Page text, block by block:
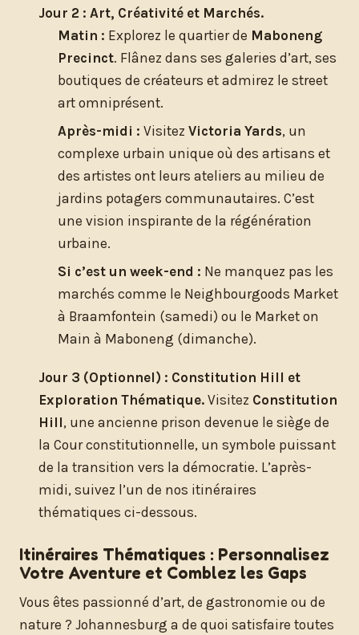
Jour 2 : Art, Créativité et Marchés.
Matin : Explorez le quartier de Maboneng
Precinct. Flânez dans ses galeries d’art, ses
boutiques de créateurs et admirez le street
art omniprésent.
Après-midi : VisitezVictoria Yards, un
complexe urbain unique où des artisans et
des artistes ont leurs ateliers au milieu de
jardins potagers communautaires. C’est
une vision inspirante de la régénération
urbaine.
Si c’est un week-end : Ne manquez pas les
marchés comme le Neighbourgoods Market
à Braamfontein (samedi) ou le Market on
Main à Maboneng (dimanche).
Jour 3 (Optionnel) : Constitution Hill et
Exploration Thématique. Visitez Constitution
Hill, une ancienne prison devenue le siège de
la Cour constitutionnelle, un symbole puissant
de la transition vers la démocratie. L’après-
midi, suivez l’un de nos itinéraires
thématiques ci-dessous.
Itinéraires Thématiques : Personnalisez
Votre Aventure et Comblez les Gaps
Vous êtes passionné d’art, de gastronomie ou de
nature ? Johannesburg a de quoi satisfaire toutes